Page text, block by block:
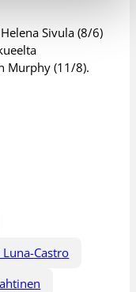
Sivula (8/6)
Murphy (11/8).
Luna-Castro